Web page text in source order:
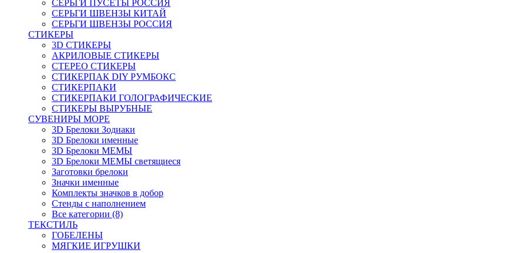
СЕРЬГИ ПУСЕТЫ РОССИЯ
СЕРЬГИ ШВЕНЗЫ КИТАЙ
СЕРЬГИ ШВЕНЗЫ РОССИЯ
СТИКЕРЫ
3D СТИКЕРЫ
АКРИЛОВЫЕ СТИКЕРЫ
СТЕРЕО СТИКЕРЫ
СТИКЕРПАК DIY РУМБОКС
СТИКЕРПАКИ
СТИКЕРПАКИ ГОЛОГРАФИЧЕСКИЕ
СТИКЕРЫ ВЫРУБНЫЕ
СУВЕНИРЫ МОРЕ
3D Брелоки Зодиаки
3D Брелоки именные
3D Брелоки МЕМЫ
3D Брелоки МЕМЫ светящиеся
Заготовки брелоки
Значки именные
Комплекты значков в добор
Стенды с наполнением
Все категории (8)
ТЕКСТИЛЬ
ГОБЕЛЕНЫ
МЯГКИЕ ИГРУШКИ